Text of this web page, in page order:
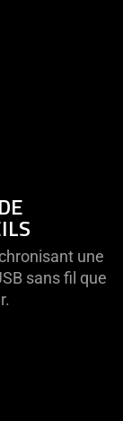
une
sans fil que